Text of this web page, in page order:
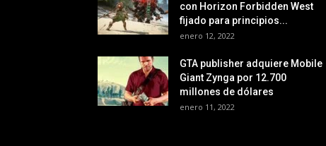
con Horizon Forbidden West
fijado para principios...
enero 12, 2022
GTA publisher adquiere Mobile
Giant Zynga por 12.700
millones de dólares
enero 11, 2022